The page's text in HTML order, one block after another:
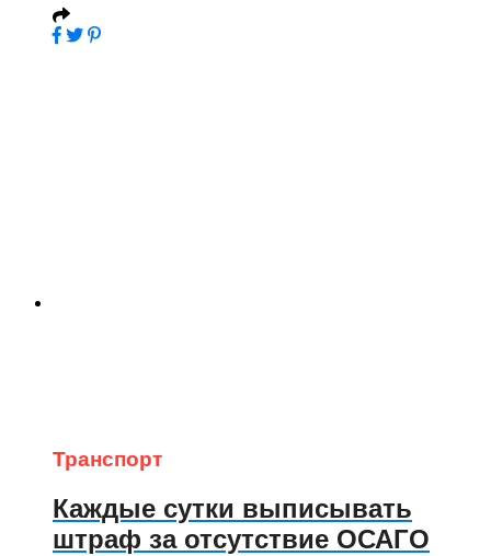
Транспорт
Каждые сутки выписывать
штраф за отсутствие ОСАГО